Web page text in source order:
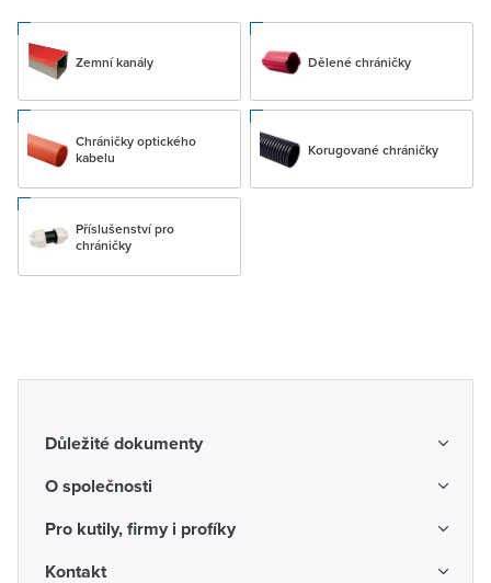
Zemní kanály Dělené chráničky
Chráničky optického
kabelu
Korugované chráničky
Příslušenství pro
chráničky
Důležité dokumenty
Obchodní podmínky
Reklamace a vrácení zboží
Odstoupení od smlouvy
O společnosti
O nás
Pro kutily, firmy i profíky
Katalogy probíhajících akcí
Kontakt